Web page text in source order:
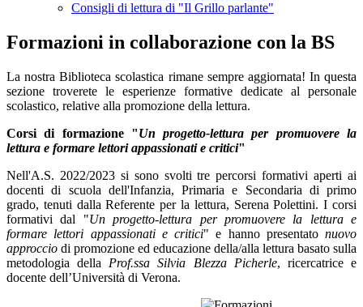
Consigli di lettura di "Il Grillo parlante"
Formazioni in collaborazione con la BS
La nostra Biblioteca scolastica rimane sempre aggiornata! In questa
sezione troverete le esperienze formative dedicate al personale
scolastico, relative alla promozione della lettura.
Corsi di formazione "Un progetto-lettura per promuovere la
lettura e formare lettori appassionati e critici"
Nell'A.S. 2022/2023 si sono svolti tre percorsi formativi aperti ai
docenti di scuola dell'Infanzia, Primaria e Secondaria di primo
grado, tenuti dalla Referente per la lettura, Serena Polettini. I corsi
formativi dal "Un progetto-lettura per promuovere la lettura e
formare lettori appassionati e critici" e hanno presentato nuovo
approccio di promozione ed educazione della/alla lettura basato sulla
metodologia della Prof.ssa Silvia Blezza Picherle, ricercatrice e
docente dell’Università di Verona.